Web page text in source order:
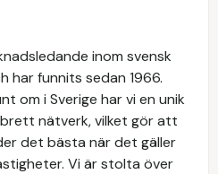
inom svensk
har funnits sedan 1966.
om i Sverige har vi en unik
nätverk, vilket gör att
det bästa när det gäller
Vi är stolta över